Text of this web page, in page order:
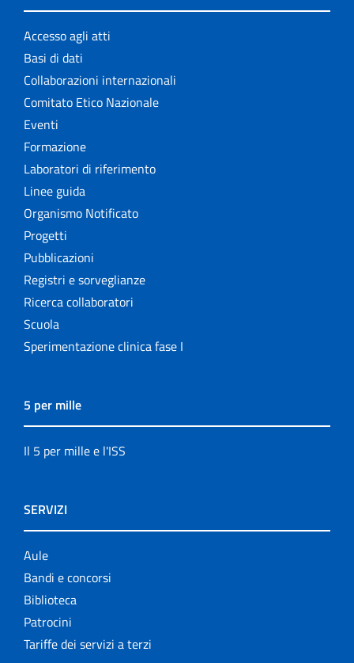
Accesso agli atti
Basi di dati
Collaborazioni internazionali
Comitato Etico Nazionale
Eventi
Formazione
Laboratori di riferimento
Linee guida
Organismo Notificato
Progetti
Pubblicazioni
Registri e sorveglianze
Ricerca collaboratori
Scuola
Sperimentazione clinica fase I
5 per mille
Il 5 per mille e l'ISS
SERVIZI
Aule
Bandi e concorsi
Biblioteca
Patrocini
Tariffe dei servizi a terzi